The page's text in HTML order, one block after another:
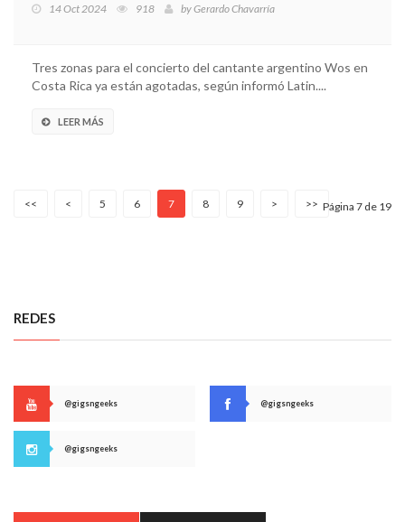
14 Oct 2024 918 byGerardo Chavarría
Tres zonas para el concierto del cantante argentino Wos en
Costa Rica ya están agotadas, según informó Latin....
LEER MÁS
<< < 5 6 7 8 9 > >> Página 7 de 19
REDES
@gigsngeeks @gigsngeeks
@gigsngeeks